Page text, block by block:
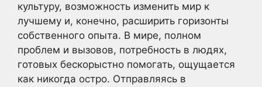
культуру, возможность изменить мир к
лучшему и, конечно, расширить горизонты
собственного опыта. В мире, полном
проблем и вызовов, потребность в людях,
готовых бескорыстно помогать, ощущается
как никогда остро. Отправляясь в